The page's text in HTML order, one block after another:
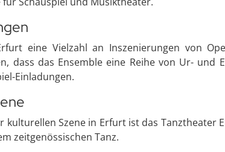
eine Vielzahl an Inszenierungen von
dass das Ensemble eine Reihe von Ur-
Einladungen.
kulturellen Szene in Erfurt ist das Tanztheater
zeitgenössischen Tanz.